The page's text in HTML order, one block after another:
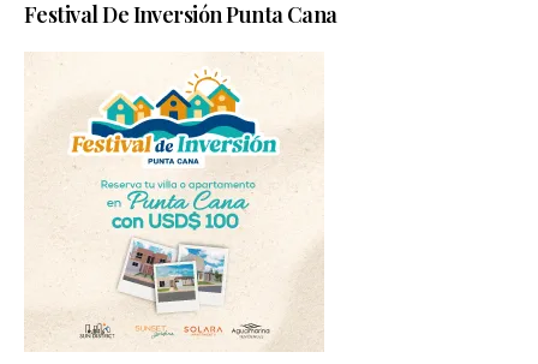
Festival De Inversión Punta Cana